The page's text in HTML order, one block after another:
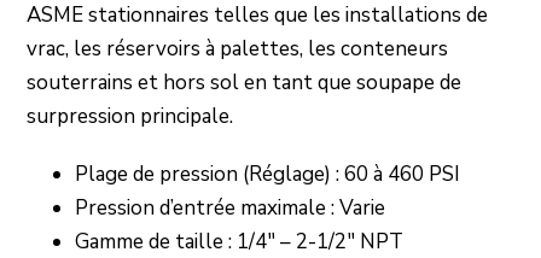
ASME stationnaires telles que les installations de
vrac, les réservoirs à palettes, les conteneurs
souterrains et hors sol en tant que soupape de
surpression principale.
Plage de pression (Réglage) : 60 à 460 PSI
Pression d’entrée maximale : Varie
Gamme de taille : 1/4″ – 2-1/2″ NPT